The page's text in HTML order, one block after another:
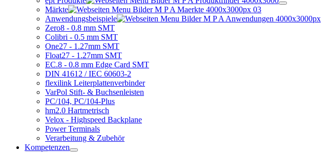
Märkte
Anwendungsbeispiele
Zero8 - 0.8 mm SMT
Colibri - 0.5 mm SMT
One27 - 1.27mm SMT
Float27 - 1.27mm SMT
EC.8 - 0.8 mm Edge Card SMT
DIN 41612 / IEC 60603-2
flexilink Leiterplattenverbinder
VarPol Stift- & Buchsenleisten
PC/104, PC/104-Plus
hm2.0 Hartmetrisch
Velox - Highspeed Backplane
Power Terminals
Verarbeitung & Zubehör
Kompetenzen